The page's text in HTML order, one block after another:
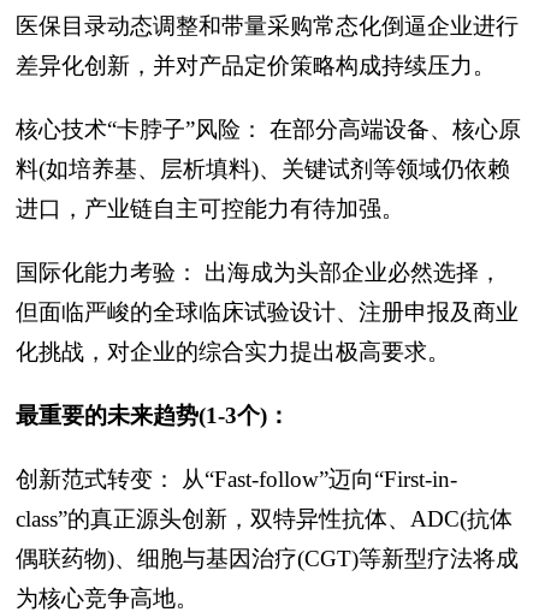
医保目录动态调整和带量采购常态化倒逼企业进行
差异化创新，并对产品定价策略构成持续压力。
核心技术“卡脖子”风险： 在部分高端设备、核心原
料(如培养基、层析填料)、关键试剂等领域仍依赖
进口，产业链自主可控能力有待加强。
国际化能力考验： 出海成为头部企业必然选择，
但面临严峻的全球临床试验设计、注册申报及商业
化挑战，对企业的综合实力提出极高要求。
最重要的未来趋势(1-3个)：
创新范式转变： 从“Fast-follow”迈向“First-in-
class”的真正源头创新，双特异性抗体、ADC(抗体
偶联药物)、细胞与基因治疗(CGT)等新型疗法将成
为核心竞争高地。